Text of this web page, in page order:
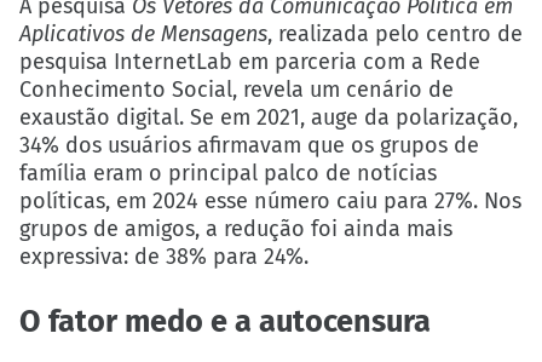
A pesquisa Os Vetores da Comunicação Política em
Aplicativos de Mensagens, realizada pelo centro de
pesquisa InternetLab em parceria com a Rede
Conhecimento Social, revela um cenário de
exaustão digital. Se em 2021, auge da polarização,
34% dos usuários afirmavam que os grupos de
família eram o principal palco de notícias
políticas, em 2024 esse número caiu para 27%. Nos
grupos de amigos, a redução foi ainda mais
expressiva: de 38% para 24%.
O fator medo e a autocensura